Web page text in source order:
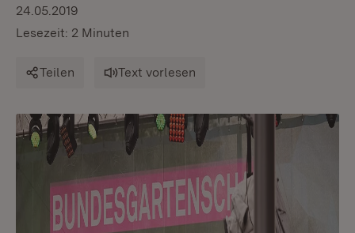
24.05.2019
Lesezeit: 2 Minuten
Teilen Text vorlesen